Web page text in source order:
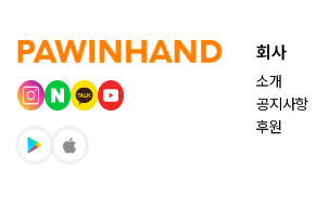
회사
소개
공지사항
후원